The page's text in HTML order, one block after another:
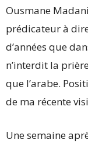
Ousmane
prédicateur à
d’années que
n’interdit la
que l’arabe.
de ma récente
Une semaine